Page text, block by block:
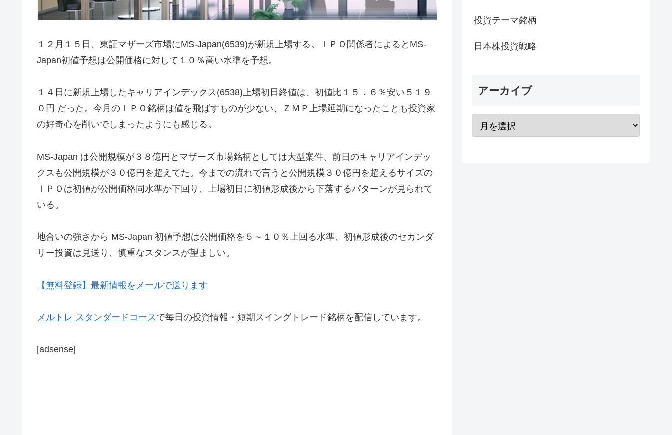
１２月１５日、東証マザーズ市場にMS-Japan(6539)が新規上場する。ＩＰＯ関係者によるとMS-
Japan初値予想は公開価格に対して１０％高い水準を予想。
１４日に新規上場したキャリアインデックス(6538)上場初日終値は、初値比１５．６％安い５１９
０円 だった。今月のＩＰＯ銘柄は値を飛ばすものが少ない、ＺＭＰ上場延期になったことも投資家
の好奇心を削いでしまったようにも感じる。
MS-Japan は公開規模が３８億円とマザーズ市場銘柄としては大型案件、前日のキャリアインデッ
クスも公開規模が３０億円を超えてた。今までの流れで言うと公開規模３０億円を超えるサイズの
ＩＰＯは初値が公開価格同水準か下回り、上場初日に初値形成後から下落するパターンが見られて
いる。
地合いの強さから MS-Japan 初値予想は公開価格を５～１０％上回る水準、初値形成後のセカンダ
リー投資は見送り、慎重なスタンスが望ましい。
【無料登録】最新情報をメールで送ります
メルトレ スタンダードコース で毎日の投資情報・短期スイングトレード銘柄を配信しています。
[adsense]
投資テーマ銘柄
日本株投資戦略
アーカイブ